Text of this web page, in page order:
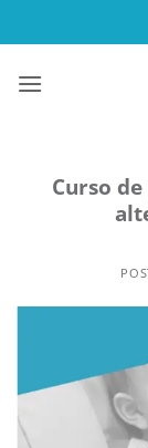
al
Curso